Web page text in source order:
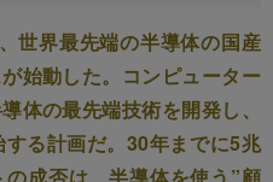
世界最先端の半導体の国産
始動した。コンピューター
体の最先端技術を開発し、
る計画だ。30年までに5兆
成否は、半導体を使う”顧